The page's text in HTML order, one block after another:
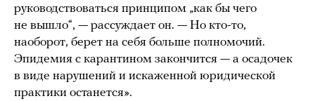
руководствоваться принципом „как бы чего
не вышло“, — рассуждает он. — Но кто-то,
наоборот, берет на себя больше полномочий.
Эпидемия с карантином закончится — а осадочек
в виде нарушений и искаженной юридической
практики останется».